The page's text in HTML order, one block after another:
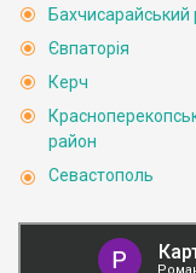
Бахчисарайський
Євпаторія
Керч
район
Севастополь